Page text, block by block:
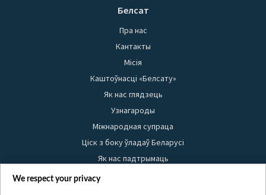
Белсат
Пра нас
Кантакты
Місія
Каштоўнасці «Белсату»
Як нас глядзець
Узнагароды
Міжнародная супраца
Ціск з боку ўладаў Беларусі
Як нас падтрымаць
Правілы выкарыстання матэрыялаў
We respect your privacy